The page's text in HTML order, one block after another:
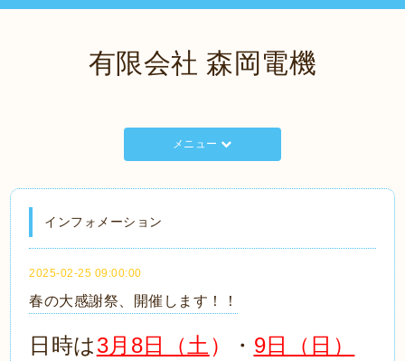
有限会社 森岡電機
メニュー
インフォメーション
2025-02-25 09:00:00
春の大感謝祭、開催します！！
日時は3月8日（土 ） ・ 9日（日）